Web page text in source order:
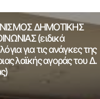
ΔΗΜΟΤΙΚΗΣ
(ειδικά
για τις ανάγκες της
λαϊκής αγοράς του Δ.